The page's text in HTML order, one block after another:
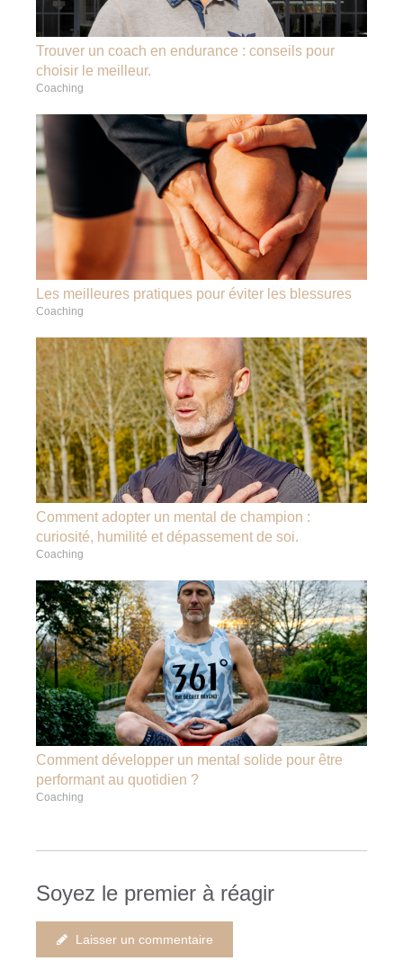
Trouver un coach en endurance : conseils pour
choisir le meilleur.
Coaching
Les meilleures pratiques pour éviter les blessures
Coaching
Comment adopter un mental de champion :
curiosité, humilité et dépassement de soi.
Coaching
Comment développer un mental solide pour être
performant au quotidien ?
Coaching
Soyez le premier à réagir
Laisser un commentaire